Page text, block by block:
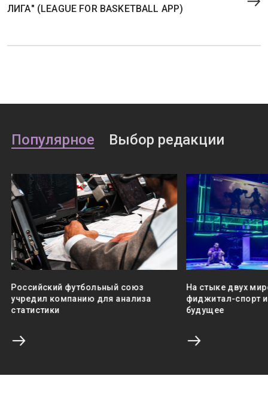
ЛИГА" (LEAGUE FOR BASKETBALL APP)
Популярное Выбор редакции
Российский футбольный союз
учредил компанию для анализа
статистики
На стыке двух
фиджитал-спорт
будущее